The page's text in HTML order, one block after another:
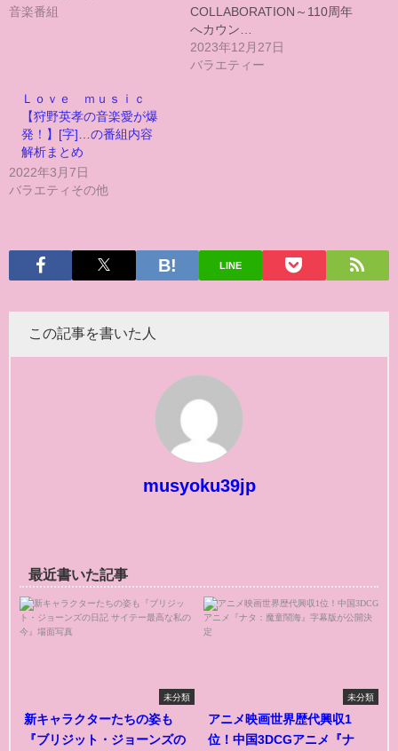
音楽番組
COLLABORATION～110周年
へカウン…
2023年12月27日
バラエティー
Ｌｏｖｅ ｍｕｓｉｃ
【狩野英孝の音楽愛が爆
発！】[字]…の番組内容
解析まとめ
2022年3月7日
バラエティその他
LINE
この記事を書いた人
musyoku39jp
最近書いた記事
未分類
新キャラクターたちの姿も
『ブリジット・ジョーンズの
未分類
アニメ映画世界歴代興収1
位！中国3DCGアニメ『ナ